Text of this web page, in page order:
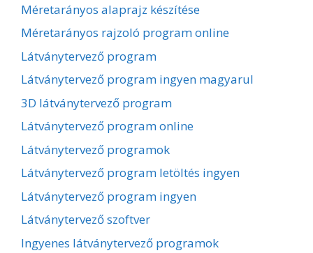
Méretarányos alaprajz készítése
Méretarányos rajzoló program online
Látványtervező program
Látványtervező program ingyen magyarul
3D látványtervező program
Látványtervező program online
Látványtervező programok
Látványtervező program letöltés ingyen
Látványtervező program ingyen
Látványtervező szoftver
Ingyenes látványtervező programok